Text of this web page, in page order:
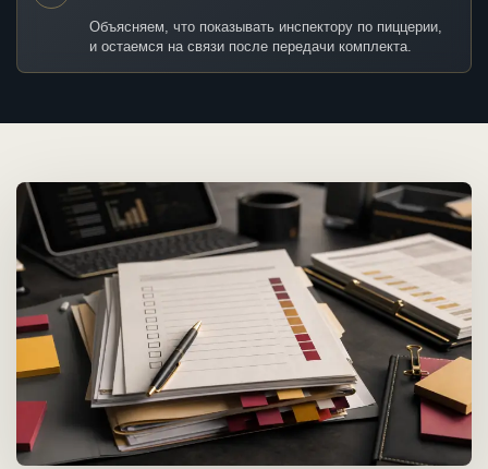
Объясняем, что показывать инспектору по пиццерии,
и остаемся на связи после передачи комплекта.